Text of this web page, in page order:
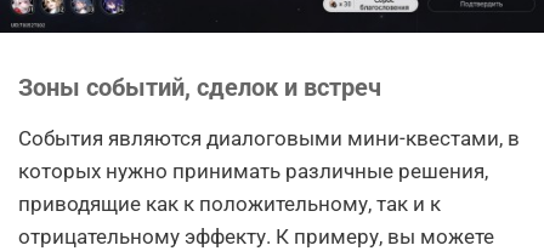
Зоны событий, сделок и встреч
События являются диалоговыми мини-квестами, в
которых нужно принимать различные решения,
приводящие как к положительному, так и к
отрицательному эффекту. К примеру, вы можете